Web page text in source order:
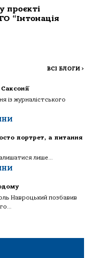
проєкті
“Інтонація
ВСІ БЛОГИ >
із журналістського
портрет, а питання
лише...
Навроцький позбавив